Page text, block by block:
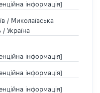
інформація]
/ Миколаївська
/ Україна
інформація]
інформація]
інформація]